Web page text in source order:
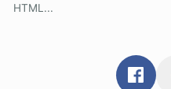
HTML...